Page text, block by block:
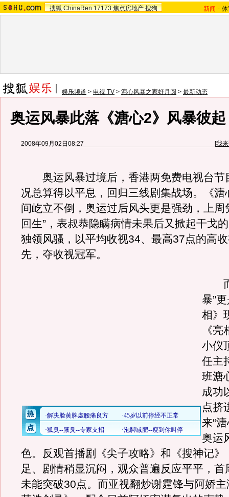
搜狐 ChinaRen 17173 焦点房地产 搜狗 新闻 -
娱乐频道 > 电视 TV > 溏心风暴之家好月圆 > 最新动态
奥运风暴此落《溏心2》风暴彼
2008年09月02日08:27 [我
奥运风暴过境后，香港两免费电视台节
况总算得以平息，回归三线剧集战场。《溏
间屹立不倒，奥运过后风头更是强劲，上周
回生”，表叔恭隐瞒病情未果后又掀起干戈
独领风骚，以平均收视34、最高37点的高
先，夺收视冠军。
而
暴”
相》
《
小仪
任主
班溏
成功
点挤
来“
奥运
色。反观首播剧《尖子攻略》和《搜神记》
足、剧情稍显沉闷，观众普遍反应平平，首
未能突破30点。而亚视翻炒谢霆锋与阿娇